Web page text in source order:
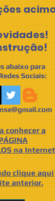
abaixo para
Sociais:
clique aqui
anterior.
conhecer a
na Internet